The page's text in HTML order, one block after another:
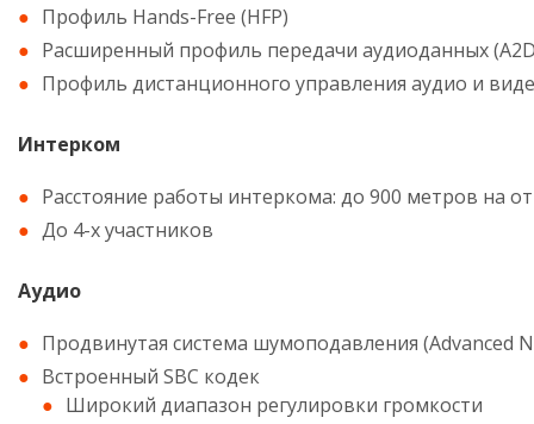
Профиль Hands-Free (HFP)
Расширенный профиль передачи аудиоданных
Профиль дистанционного управления аудио и
Интерком
Расстояние работы интеркома: до 900 метров на
До 4-х участников
Аудио
Продвинутая система шумоподавления (Advanced
Встроенный SBC кодек
Широкий диапазон регулировки громкости